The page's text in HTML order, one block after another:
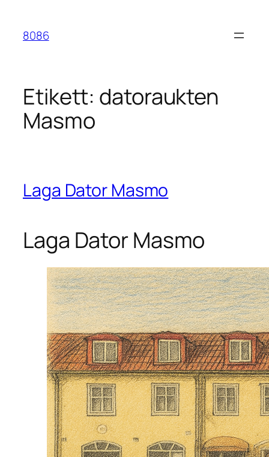
innehåll
8086
Etikett: datoraukten
Masmo
Laga Dator Masmo
Laga Dator Masmo